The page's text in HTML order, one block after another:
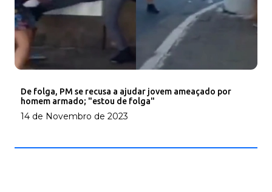
De folga, PM se recusa a ajudar jovem ameaçado por
homem armado; "estou de folga"
14 de Novembro de 2023